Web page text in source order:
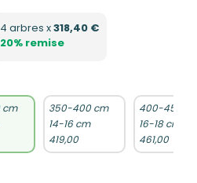
4 arbres x318,40 €
20% remise
cm
350-400 cm
14-16 cm
419,00
400-450
16-18 cm
461,00